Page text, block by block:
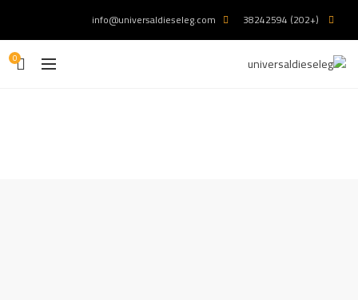
(+202) 38242594
info@universaldieseleg.com
0